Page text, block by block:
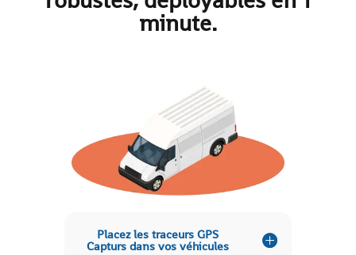
minute.
Placez les traceurs GPS
Capturs dans vos véhicules